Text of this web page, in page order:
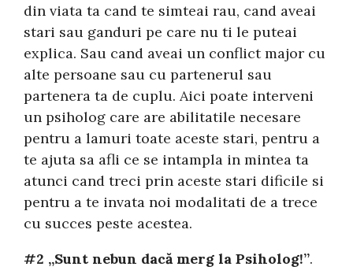
din viata ta cand te simteai rau, cand aveai
stari sau ganduri pe care nu ti le puteai
explica. Sau cand aveai un conflict major cu
alte persoane sau cu partenerul sau
partenera ta de cuplu. Aici poate interveni
un psiholog care are abilitatile necesare
pentru a lamuri toate aceste stari, pentru a
te ajuta sa afli ce se intampla in mintea ta
atunci cand treci prin aceste stari dificile si
pentru a te invata noi modalitati de a trece
cu succes peste acestea.
#2 „Sunt nebun dacă merg la Psiholog!”.